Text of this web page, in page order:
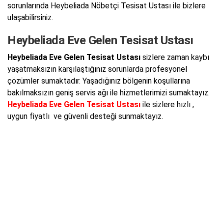
sorunlarında Heybeliada Nöbetçi Tesisat Ustası ile bizlere
ulaşabilirsiniz.
Heybeliada Eve Gelen Tesisat Ustası
Heybeliada Eve Gelen Tesisat Ustası sizlere zaman kaybı
yaşatmaksızın karşılaştığınız sorunlarda profesyonel
çözümler sumaktadır. Yaşadığınız bölgenin koşullarına
bakılmaksızın geniş servis ağı ile hizmetlerimizi sumaktayız.
Heybeliada Eve Gelen Tesisat Ustası ile sizlere hızlı ,
uygun fiyatlı ve güvenli desteği sunmaktayız.